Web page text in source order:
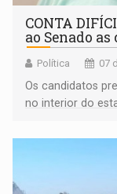
CONTA
ao Senado
Política 07
Os candidatos
no interior do
garantir